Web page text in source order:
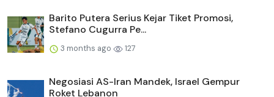
Barito Putera Serius Kejar Tiket Promosi,
Stefano Cugurra Pe...
3 months ago 127
Negosiasi AS-Iran Mandek, Israel Gempur
Roket Lebanon